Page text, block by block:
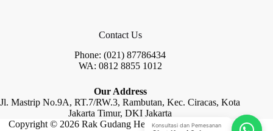
Contact Us
Phone: (021) 87786434
WA: 0812 8855 1012
Our Address
Jl. Mastrip No.9A, RT.7/RW.3, Rambutan, Kec. Ciracas, Kota
Jakarta Timur, DKI Jakarta
Copyright © 2026 Rak Gudang Heayy Duty by Raja Rak
Konsultasi dan Pemesanan